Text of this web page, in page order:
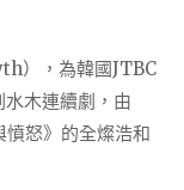
），為韓國JTBC
木連續劇，由
憤怒》的全燦浩和